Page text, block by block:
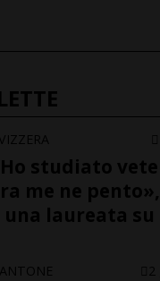
studiato
me ne
una laureata
2